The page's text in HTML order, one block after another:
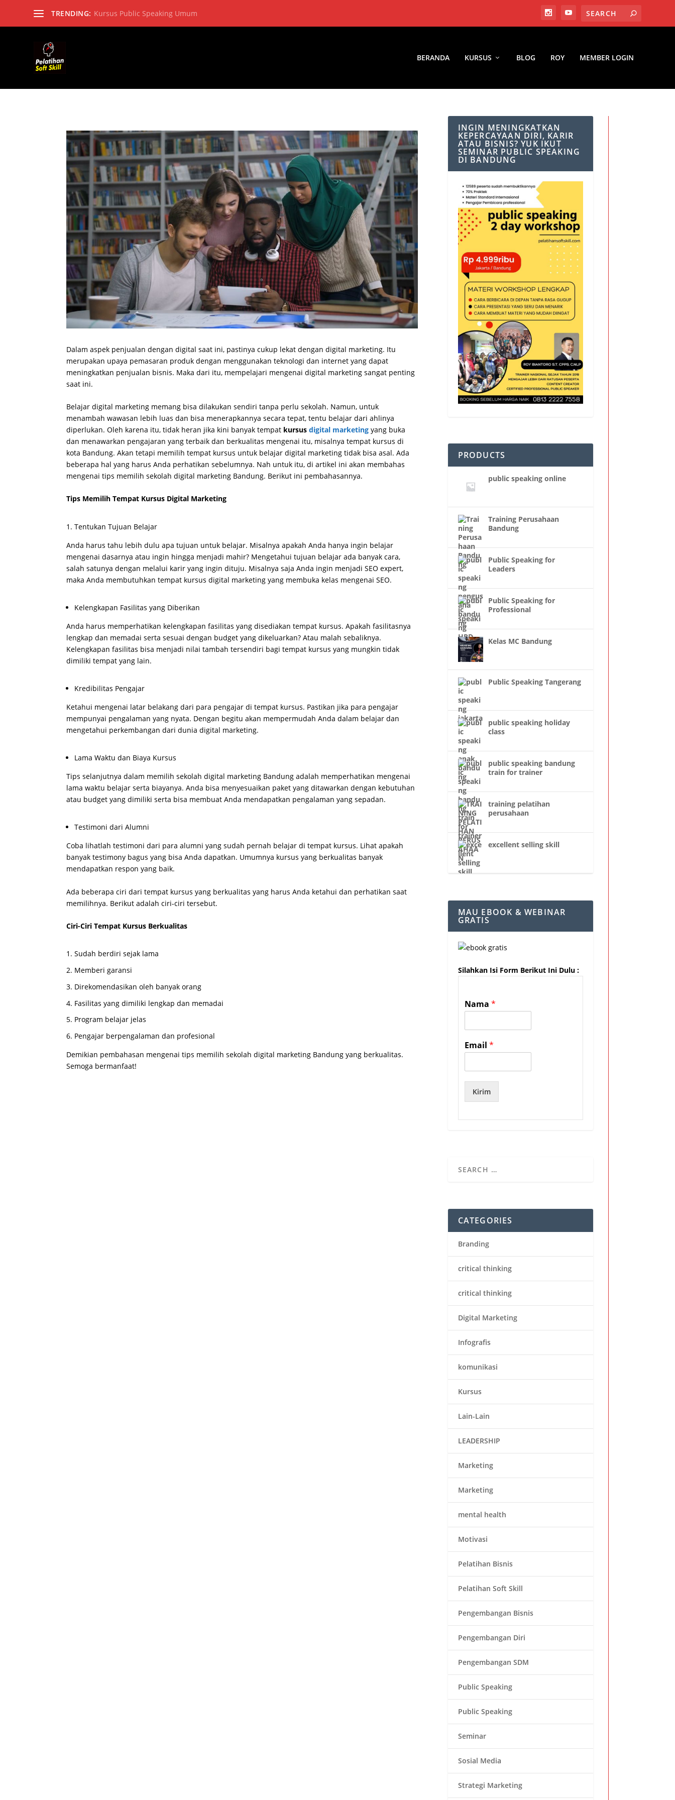
TRENDING: Kursus Public Speaking Umum
BERANDA KURSUS BLOG ROY MEMBER LOGIN
Dalam aspek penjualan dengan digital saat ini, pastinya cukup lekat dengan digital marketing. Itu
merupakan upaya pemasaran produk dengan menggunakan teknologi dan internet yang dapat
meningkatkan penjualan bisnis. Maka dari itu, mempelajari mengenai digital marketing sangat penting
saat ini.
Belajar digital marketing memang bisa dilakukan sendiri tanpa perlu sekolah. Namun, untuk
menambah wawasan lebih luas dan bisa menerapkannya secara tepat, tentu belajar dari ahlinya
diperlukan. Oleh karena itu, tidak heran jika kini banyak tempat kursus digital marketing yang buka
dan menawarkan pengajaran yang terbaik dan berkualitas mengenai itu, misalnya tempat kursus di
kota Bandung. Akan tetapi memilih tempat kursus untuk belajar digital marketing tidak bisa asal. Ada
beberapa hal yang harus Anda perhatikan sebelumnya. Nah untuk itu, di artikel ini akan membahas
mengenai tips memilih sekolah digital marketing Bandung. Berikut ini pembahasannya.
Tips Memilih Tempat Kursus Digital Marketing
Tentukan Tujuan Belajar
Anda harus tahu lebih dulu apa tujuan untuk belajar. Misalnya apakah Anda hanya ingin belajar
mengenai dasarnya atau ingin hingga menjadi mahir? Mengetahui tujuan belajar ada banyak cara,
salah satunya dengan melalui karir yang ingin dituju. Misalnya saja Anda ingin menjadi SEO expert,
maka Anda membutuhkan tempat kursus digital marketing yang membuka kelas mengenai SEO.
Kelengkapan Fasilitas yang Diberikan
Anda harus memperhatikan kelengkapan fasilitas yang disediakan tempat kursus. Apakah fasilitasnya
lengkap dan memadai serta sesuai dengan budget yang dikeluarkan? Atau malah sebaliknya.
Kelengkapan fasilitas bisa menjadi nilai tambah tersendiri bagi tempat kursus yang mungkin tidak
dimiliki tempat yang lain.
Kredibilitas Pengajar
Ketahui mengenai latar belakang dari para pengajar di tempat kursus. Pastikan jika para pengajar
mempunyai pengalaman yang nyata. Dengan begitu akan mempermudah Anda dalam belajar dan
mengetahui perkembangan dari dunia digital marketing.
Lama Waktu dan Biaya Kursus
Tips selanjutnya dalam memilih sekolah digital marketing Bandung adalah memperhatikan mengenai
lama waktu belajar serta biayanya. Anda bisa menyesuaikan paket yang ditawarkan dengan kebutuhan
atau budget yang dimiliki serta bisa membuat Anda mendapatkan pengalaman yang sepadan.
Testimoni dari Alumni
Coba lihatlah testimoni dari para alumni yang sudah pernah belajar di tempat kursus. Lihat apakah
banyak testimony bagus yang bisa Anda dapatkan. Umumnya kursus yang berkualitas banyak
mendapatkan respon yang baik.
Ada beberapa ciri dari tempat kursus yang berkualitas yang harus Anda ketahui dan perhatikan saat
memilihnya. Berikut adalah ciri-ciri tersebut.
Ciri-Ciri Tempat Kursus Berkualitas
Sudah berdiri sejak lama
Memberi garansi
Direkomendasikan oleh banyak orang
Fasilitas yang dimiliki lengkap dan memadai
Program belajar jelas
Pengajar berpengalaman dan profesional
Demikian pembahasan mengenai tips memilih sekolah digital marketing Bandung yang berkualitas.
Semoga bermanfaat!
INGIN MENINGKATKAN
KEPERCAYAAN DIRI, KARIR
ATAU BISNIS? YUK IKUT
SEMINAR PUBLIC SPEAKING
DI BANDUNG
PRODUCTS
public speaking online
Training Perusahaan
Bandung
Public Speaking for
Leaders
Public Speaking for
Professional
Kelas MC Bandung
Public Speaking Tangerang
public speaking holiday
class
public speaking bandung
train for trainer
training pelatihan
perusahaan
excellent selling skill
MAU EBOOK & WEBINAR
GRATIS
Silahkan Isi Form Berikut Ini Dulu :
Nama *
Email *
Kirim
CATEGORIES
Branding
critical thinking
critical thinking
Digital Marketing
Infografis
komunikasi
Kursus
Lain-Lain
LEADERSHIP
Marketing
Marketing
mental health
Motivasi
Pelatihan Bisnis
Pelatihan Soft Skill
Pengembangan Bisnis
Pengembangan Diri
Pengembangan SDM
Public Speaking
Public Speaking
Seminar
Sosial Media
Strategi Marketing